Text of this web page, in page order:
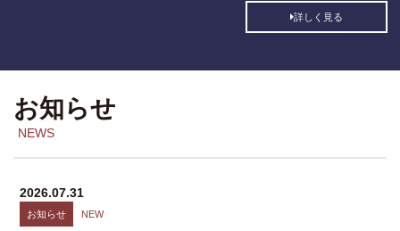
詳しく見る
お知らせ
2026.07.31
お知らせ NEW